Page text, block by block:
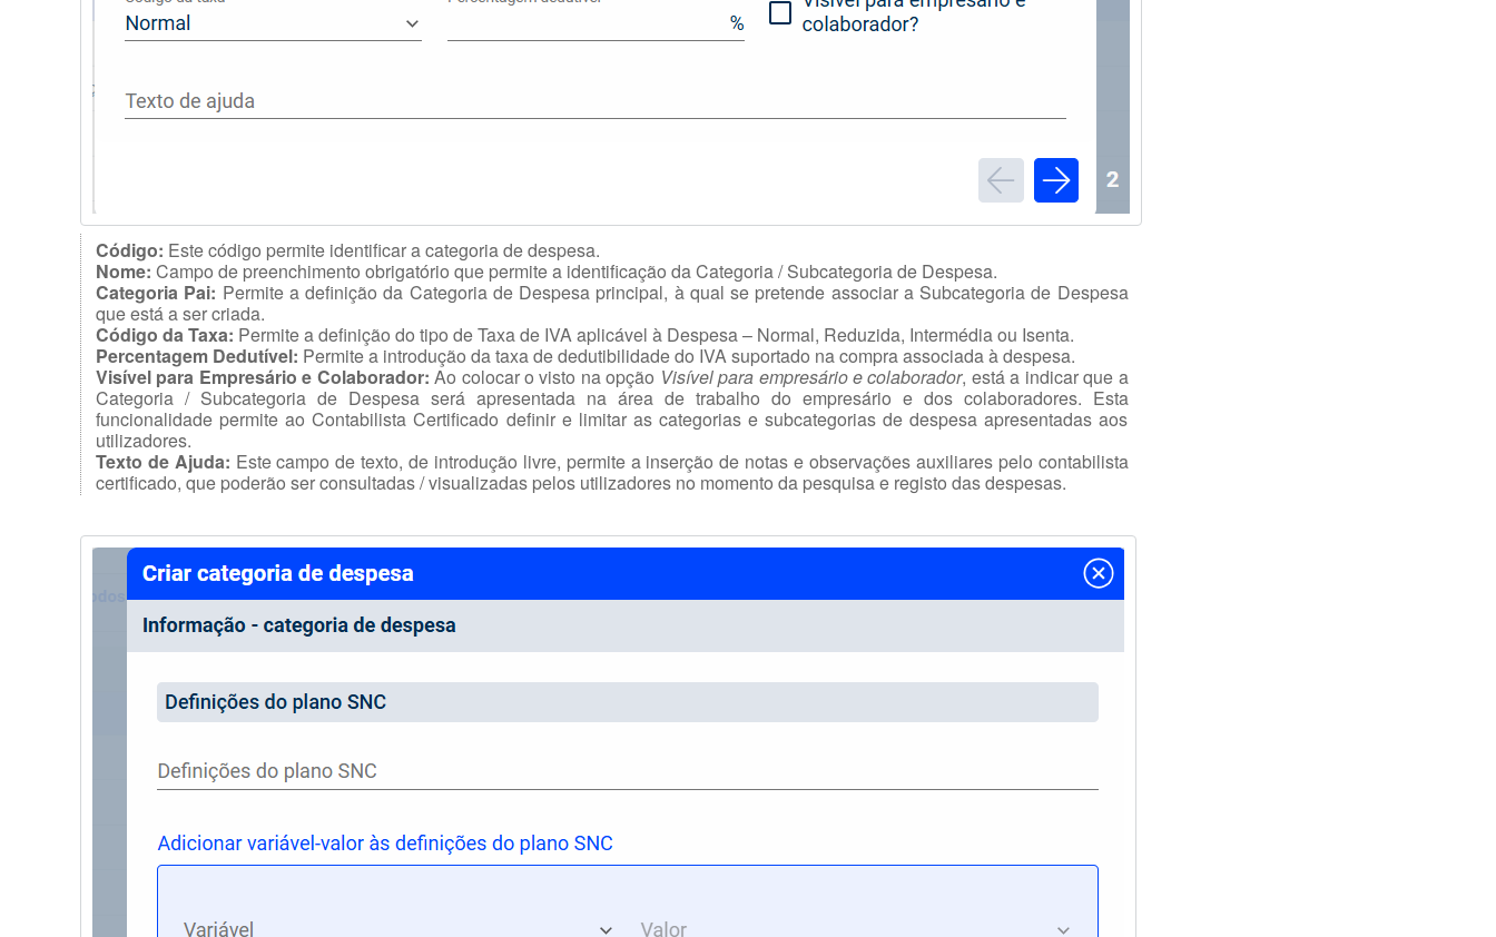
Código: Este código permite identificar a categoria de despesa.
Nome: Campo de preenchimento obrigatório que permite a identificação da Categoria / Subcategoria de Despesa.
Categoria Pai: Permite a definição da Categoria de Despesa principal, à qual se pretende associar a Subcategoria de Despesa
que está a ser criada.
Código da Taxa: Permite a definição do tipo de Taxa de IVA aplicável à Despesa – Normal, Reduzida, Intermédia ou Isenta.
Percentagem Dedutível: Permite a introdução da taxa de dedutibilidade do IVA suportado na compra associada à despesa.
Visível para Empresário e Colaborador:Ao colocar o visto na opção Visível para empresário e colaborador, está a indicar que a
Categoria / Subcategoria de Despesa será apresentada na área de trabalho do empresário e dos colaboradores. Esta
funcionalidade permite ao Contabilista Certificado definir e limitar as categorias e subcategorias de despesa apresentadas aos
utilizadores.
Texto de Ajuda: Este campo de texto, de introdução livre, permite a inserção de notas e observações auxiliares pelo contabilista
certificado, que poderão ser consultadas / visualizadas pelos utilizadores no momento da pesquisa e registo das despesas.